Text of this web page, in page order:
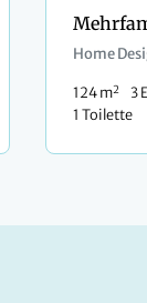
Home
124 m2 3
1 Toilette